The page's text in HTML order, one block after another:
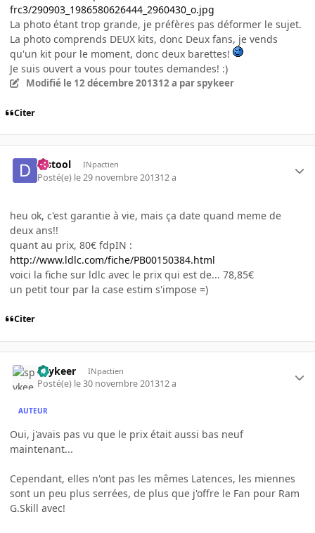
frc3/290903_1986580626444_2960430_o.jpg
La photo étant trop grande, je préfères pas déformer le sujet.
La photo comprends DEUX kits, donc Deux fans, je vends
qu'un kit pour le moment, donc deux barettes!
Je suis ouvert a vous pour toutes demandes! :)
Modifié le 12 décembre 201312 a par spykeer
Citer
djstool INpactien
Posté(e) le 29 novembre 201312 a
heu ok, c'est garantie à vie, mais ça date quand meme de
deux ans!!
quant au prix, 80€ fdpIN :
http://www.ldlc.com/fiche/PB00150384.html
voici la fiche sur ldlc avec le prix qui est de... 78,85€
un petit tour par la case estim s'impose =)
Citer
spykeer INpactien
Posté(e) le 30 novembre 201312 a
AUTEUR
Oui, j'avais pas vu que le prix était aussi bas neuf
maintenant...
Cependant, elles n'ont pas les mêmes Latences, les miennes
sont un peu plus serrées, de plus que j'offre le Fan pour Ram
G.Skill avec!